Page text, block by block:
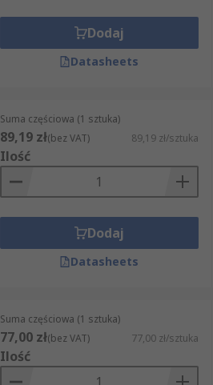
Dodaj
Datasheets
Suma częściowa (1 sztuka)
89,19 zł(bez VAT) 89,19 zł/sztuka
Ilość
Dodaj
Datasheets
Suma częściowa (1 sztuka)
77,00 zł(bez VAT) 77,00 zł/sztuka
Ilość